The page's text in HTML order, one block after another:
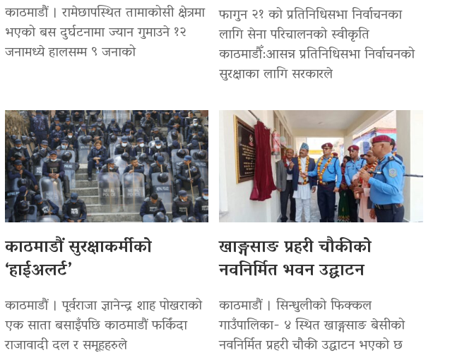
काठमाडौं । रामेछापस्थित तामाकोसी क्षेत्रमा
भएको बस दुर्घटनामा ज्यान गुमाउने १२
जनामध्ये हालसम्म ९ जनाको
फागुन २१ को प्रतिनिधिसभा निर्वाचनका
लागि सेना परिचालनको स्वीकृति
काठमाडौँ:आसन्न प्रतिनिधिसभा निर्वाचनको
सुरक्षाका लागि सरकारले
काठमाडौं सुरक्षाकर्मीको
‘हाईअलर्ट’
काठमाडौं । पूर्वराजा ज्ञानेन्द्र शाह पोखराको
एक साता बसाइँपछि काठमाडौं फर्किंदा
राजावादी दल र समूहहरुले
खाङ्गसाङ प्रहरी चौकीको
नवनिर्मित भवन उद्घाटन
काठमाडौं । सिन्धुलीको फिक्कल
गाउँपालिका- ४ स्थित खाङ्गसाङ बेसीको
नवनिर्मित प्रहरी चौकी उद्घाटन भएको छ